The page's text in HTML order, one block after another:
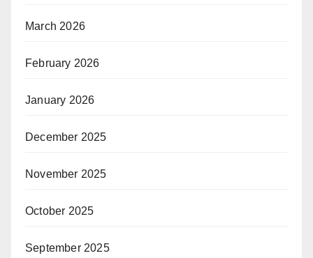
March 2026
February 2026
January 2026
December 2025
November 2025
October 2025
September 2025